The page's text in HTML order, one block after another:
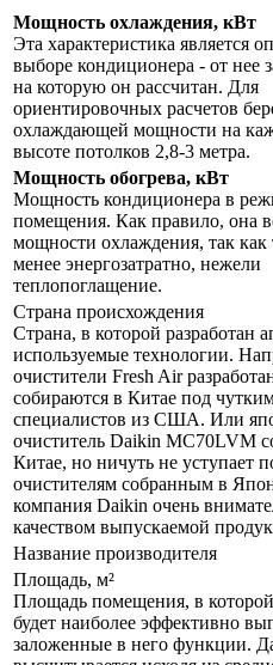
Мощность охлаждения, кВт
Эта характеристика является
выборе кондиционера - от нее
на которую он рассчитан. Для
ориентировочных расчетов
охлаждающей мощности на
высоте потолков 2,8-3 метра.
Мощность обогрева, кВт
Мощность кондиционера в
помещения. Как правило, она
мощности охлаждения, так как
менее энергозатратно, нежели
теплопоглащение.
Страна происхождения
Страна, в которой разработан
используемые технологии.
очистители Fresh Air
собираются в Китае под
специалистов из США. Или
очиститель Daikin MC70LVM
Китае, но ничуть не уступает
очистителям собранным в
компания Daikin очень
качеством выпускаемой
Название производителя
Площадь, м²
Площадь помещения, в
будет наиболее эффективно
заложенные в него функции.